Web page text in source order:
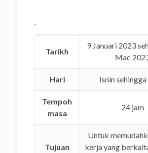
Tarikh
9 Januari 2023
Mac
Hari Isnin
Tempoh
masa
24 jam
Tujuan
Untuk
kerja yang